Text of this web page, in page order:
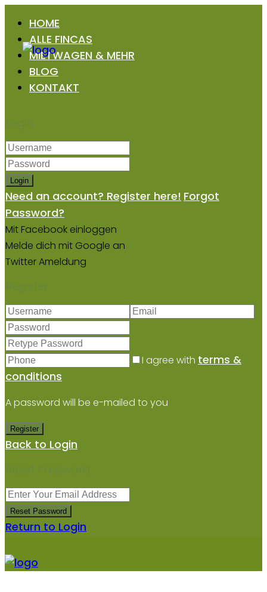
HOME
ALLE FINCAS
MIETWAGEN & MEHR
BLOG
KONTAKT
Login
Login
Need an account? Register here! Forgot
Password?
Mit Facebook einloggen
Melde dich mit Google an
Twitter Ameldung
Register
I agree with terms &
conditions
A password will be e-mailed to you
Register
Back to Login
Reset Password
Reset Password
Return to Login